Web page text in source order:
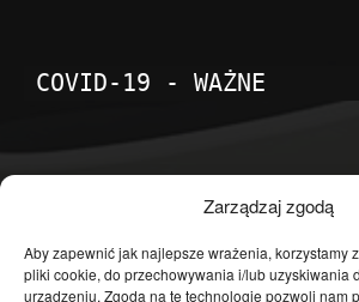
Zarządzaj zgodą
Aby zapewnić jak najlepsze wrażenia, korzystamy
pliki cookie, do przechowywania i/lub uzyskiwania
urządzeniu. Zgoda na te technologie pozwoli nam
COVID-19 - WAŻNE
Temat dnia
Publicystyka